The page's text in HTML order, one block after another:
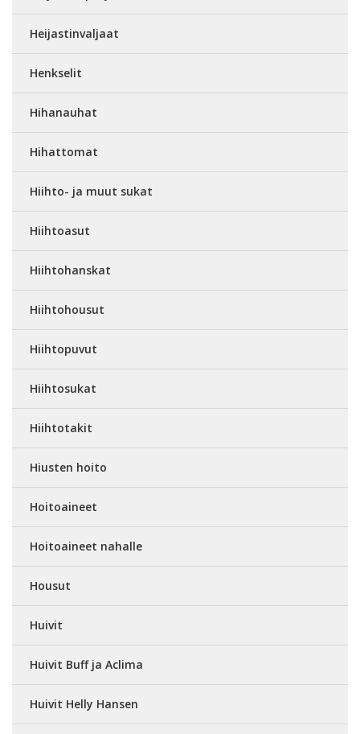
Heijastinvaljaat
Henkselit
Hihanauhat
Hihattomat
Hiihto- ja muut sukat
Hiihtoasut
Hiihtohanskat
Hiihtohousut
Hiihtopuvut
Hiihtosukat
Hiihtotakit
Hiusten hoito
Hoitoaineet
Hoitoaineet nahalle
Housut
Huivit
Huivit Buff ja Aclima
Huivit Helly Hansen